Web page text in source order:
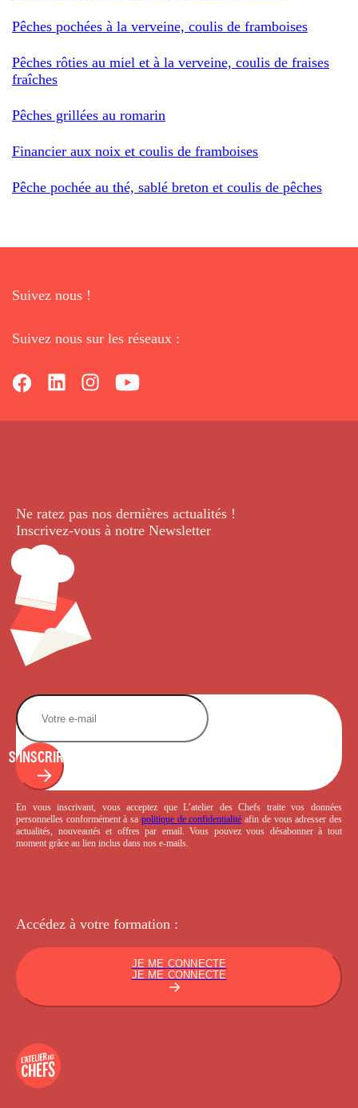
Pêches pochées à la verveine, coulis de framboises
Pêches rôties au miel et à la verveine, coulis de fraises
fraîches
Pêches grillées au romarin
Financier aux noix et coulis de framboises
Pêche pochée au thé, sablé breton et coulis de pêches
Suivez nous !
Suivez nous sur les réseaux :
Ne ratez pas nos dernières actualités !
Inscrivez-vous à notre Newsletter.
S'INSCRIRE
En vous inscrivant, vous acceptez que L’atelier des Chefs traite vos données
personnelles conformément à sa politique de confidentialité afin de vous adresser des
actualités, nouveautés et offres par email. Vous pouvez vous désabonner à tout
moment grâce au lien inclus dans nos e-mails.
Accédez à votre formation :
JE ME CONNECTE
JE ME CONNECTE